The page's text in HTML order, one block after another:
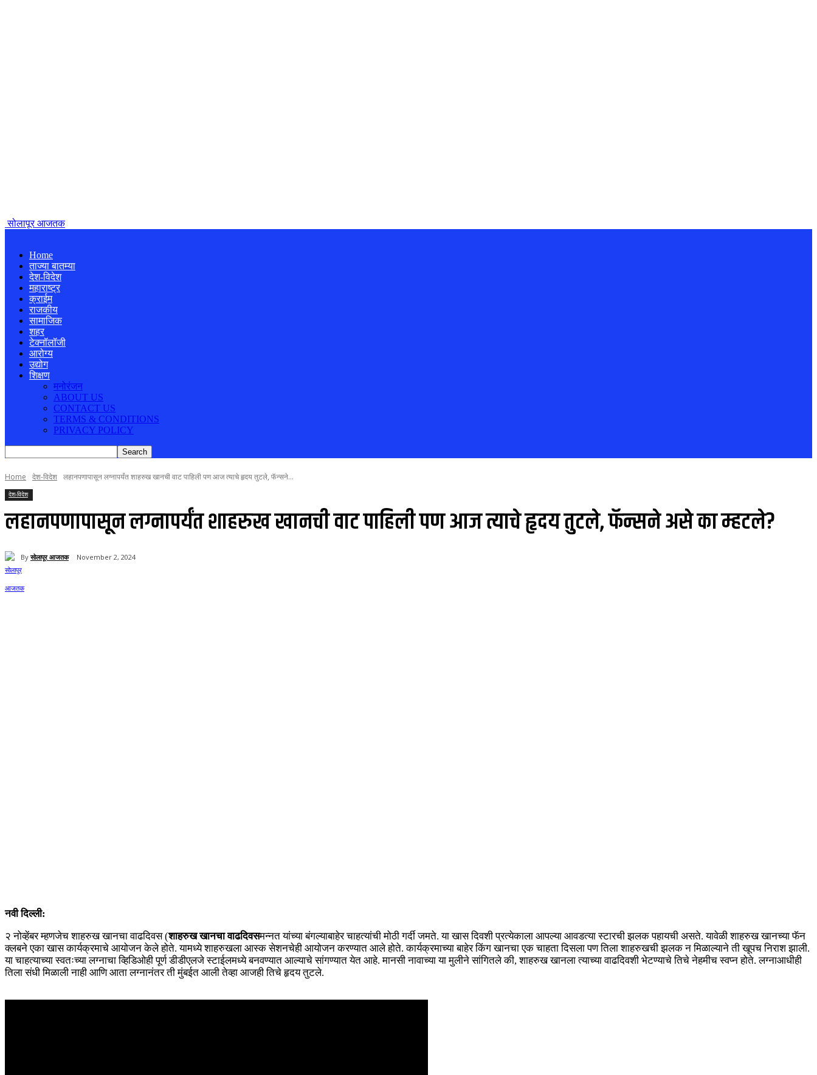
सोलापूर आजतक
Home
ताज्या बातम्या
देश-विदेश
महाराष्ट्र
क्राईम
राजकीय
सामाजिक
शहर
टेक्नॉलॉजी
आरोग्य
उद्योग
शिक्षण
मनोरंजन
ABOUT US
CONTACT US
TERMS & CONDITIONS
PRIVACY POLICY
Home देश-विदेश लहानपणापासून लग्नापर्यंत शाहरुख खानची वाट पाहिली पण आज त्याचे हृदय तुटले, फॅन्सने...
देश-विदेश
लहानपणापासून लग्नापर्यंत शाहरुख खानची वाट पाहिली पण आज त्याचे हृदय तुटले, फॅन्सने असे का म्हटले?
By सोलापूर आजतक November 2, 2024
नवी दिल्ली:
२ नोव्हेंबर म्हणजेच शाहरुख खानचा वाढदिवस (शाहरुख खानचा वाढदिवसमन्नत यांच्या बंगल्याबाहेर चाहत्यांची मोठी गर्दी जमते. या खास दिवशी प्रत्येकाला आपल्या आवडत्या स्टारची झलक पहायची असते. यावेळी शाहरुख खानच्या फॅन
क्लबने एका खास कार्यक्रमाचे आयोजन केले होते. यामध्ये शाहरुखला आस्क सेशनचेही आयोजन करण्यात आले होते. कार्यक्रमाच्या बाहेर किंग खानचा एक चाहता दिसला पण तिला शाहरुखची झलक न मिळाल्याने ती खूपच निराश झाली.
या चाहत्याच्या स्वतःच्या लग्नाचा व्हिडिओही पूर्ण डीडीएलजे स्टाईलमध्ये बनवण्यात आल्याचे सांगण्यात येत आहे. मानसी नावाच्या या मुलीने सांगितले की, शाहरुख खानला त्याच्या वाढदिवशी भेटण्याचे तिचे नेहमीच स्वप्न होते. लग्नाआधीही
तिला संधी मिळाली नाही आणि आता लग्नानंतर ती मुंबईत आली तेव्हा आजही तिचे हृदय तुटले.